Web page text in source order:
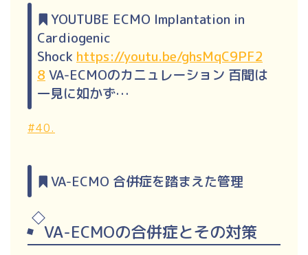
YOUTUBE ECMO Implantation in
Cardiogenic
Shock https://youtu.be/ghsMqC9PF2
8 VA-ECMOのカニュレーション 百聞は
一見に如かず…
#40.
VA-ECMO 合併症を踏まえた管理
VA-ECMOの合併症とその対策